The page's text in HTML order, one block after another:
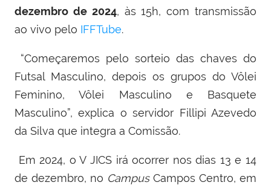
dezembro de 2024, às 15h, com transmissão
ao vivo pelo IFFTube.
“Começaremos pelo sorteio das chaves do
Futsal Masculino, depois os grupos do Vôlei
Feminino, Vôlei Masculino e Basquete
Masculino”, explica o servidor Fillipi Azevedo
da Silva que integra a Comissão.
Em 2024, o V JICS irá ocorrer nos dias 13 e 14
de dezembro, no CampusCampos Centro, em